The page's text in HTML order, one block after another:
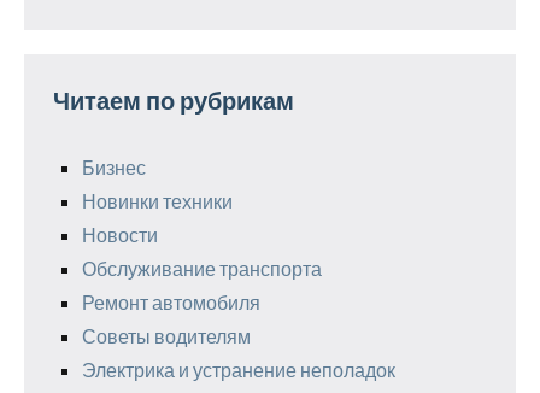
Читаем по рубрикам
Бизнес
Новинки техники
Новости
Обслуживание транспорта
Ремонт автомобиля
Советы водителям
Электрика и устранение неполадок